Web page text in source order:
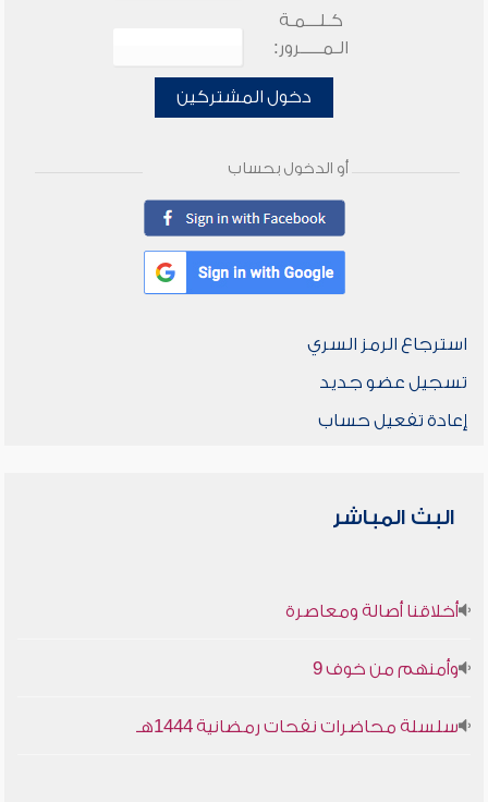
كـلـــمـة
الـمـــــرور:
دخول المشتركين
أو الدخول بحساب
استرجاع الرمز السري
تسجيل عضو جديد
إعادة تفعيل حساب
البث المباشر
أخلاقنا أصالة ومعاصرة
وأمنهم من خوف 9
سلسلة محاضرات نفحات رمضانية 1444هـ